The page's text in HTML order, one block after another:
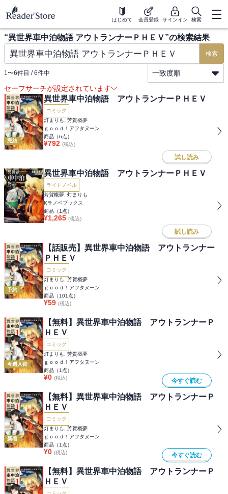
はじめて 会員登録 サインイン 検索
“異世界車中泊物語 アウトランナーＰＨＥＶ ”の検索結果
検索
1〜6件目 / 6件中
一致度順
セーフサーチが設定されています
完結
異世界車中泊物語 アウトランナーＰＨＥＶ
コミック
灯まりも, 芳賀概夢
ｇｏｏｄ！アフタヌーン
商品（6点）
¥792 (税込)
試し読み
異世界車中泊物語 アウトランナーＰＨＥＶ
ライトノベル
芳賀概夢, 灯まりも
Kラノベブックス
商品（1 点）
¥1,265 (税込)
試し読み
予約
【話販売】異世界車中泊物語 アウトランナー
ＰＨＥＶ
コミック
灯まりも, 芳賀概夢
ｇｏｏｄ！アフタヌーン
商品（101 点）
¥59 (税込)
今週入荷
【無料】異世界車中泊物語 アウトランナーＰ
ＨＥＶ
コミック
灯まりも, 芳賀概夢
ｇｏｏｄ！アフタヌーン
商品（1 点）
¥0 (税込) 今すぐ読む
新着
【無料】異世界車中泊物語 アウトランナーＰ
ＨＥＶ
コミック
灯まりも, 芳賀概夢
ｇｏｏｄ！アフタヌーン
商品（1 点）
¥0 (税込) 今すぐ読む
【無料】異世界車中泊物語 アウトランナーＰ
ＨＥＶ